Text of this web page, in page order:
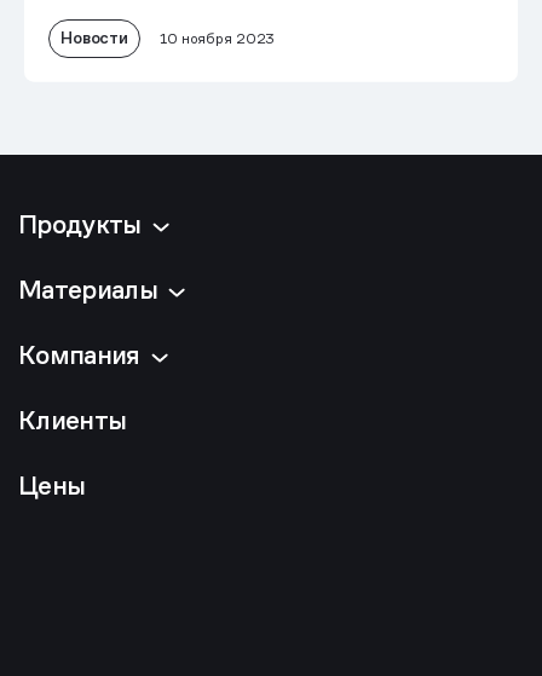
Новости 10 ноября 2023
Продукты
Материалы
Компания
Клиенты
Цены